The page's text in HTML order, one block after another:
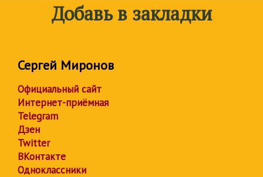
Добавь в закладки
Сергей Миронов
Официальный сайт
Интернет-приёмная
Telegram
Дзен
Twitter
ВКонтакте
Одноклассники